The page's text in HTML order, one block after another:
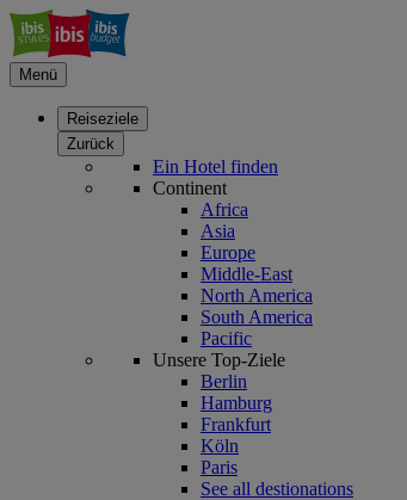
Menü
Reiseziele
Zurück
Ein Hotel finden
Continent
Africa
Asia
Europe
Middle-East
North America
South America
Pacific
Unsere Top-Ziele
Berlin
Hamburg
Frankfurt
Köln
Paris
See all destionations